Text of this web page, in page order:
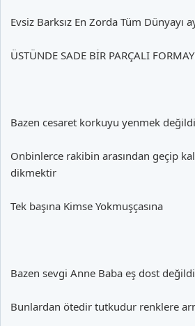
Evsiz Barksız En Zorda Tüm Dünyayı
ÜSTÜNDE SADE BİR PARÇALI
Bazen cesaret korkuyu yenmek
Onbinlerce rakibin arasından geçip
dikmektir
Tek başına Kimse Yokmuşçasına
Bazen sevgi Anne Baba eş dost
Bunlardan ötedir tutkudur renklere